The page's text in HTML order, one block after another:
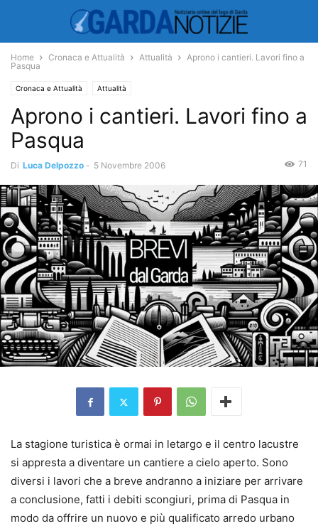
Home Cronaca e Attualità Attualità
Aprono i cantieri. Lavori fino a
Pasqua
Cronaca e Attualità Attualità
Aprono i cantieri. Lavori fino a
Pasqua
Di Luca Delpozzo - 5 Novembre 2006 71
La stagione turistica è ormai in letargo e il centro lacustre
si appresta a diventare un cantiere a cielo aperto. Sono
diversi i lavori che a breve andranno a iniziare per arrivare
a conclusione, fatti i debiti scongiuri, prima di Pasqua in
modo da offrire un nuovo e più qualificato arredo urbano